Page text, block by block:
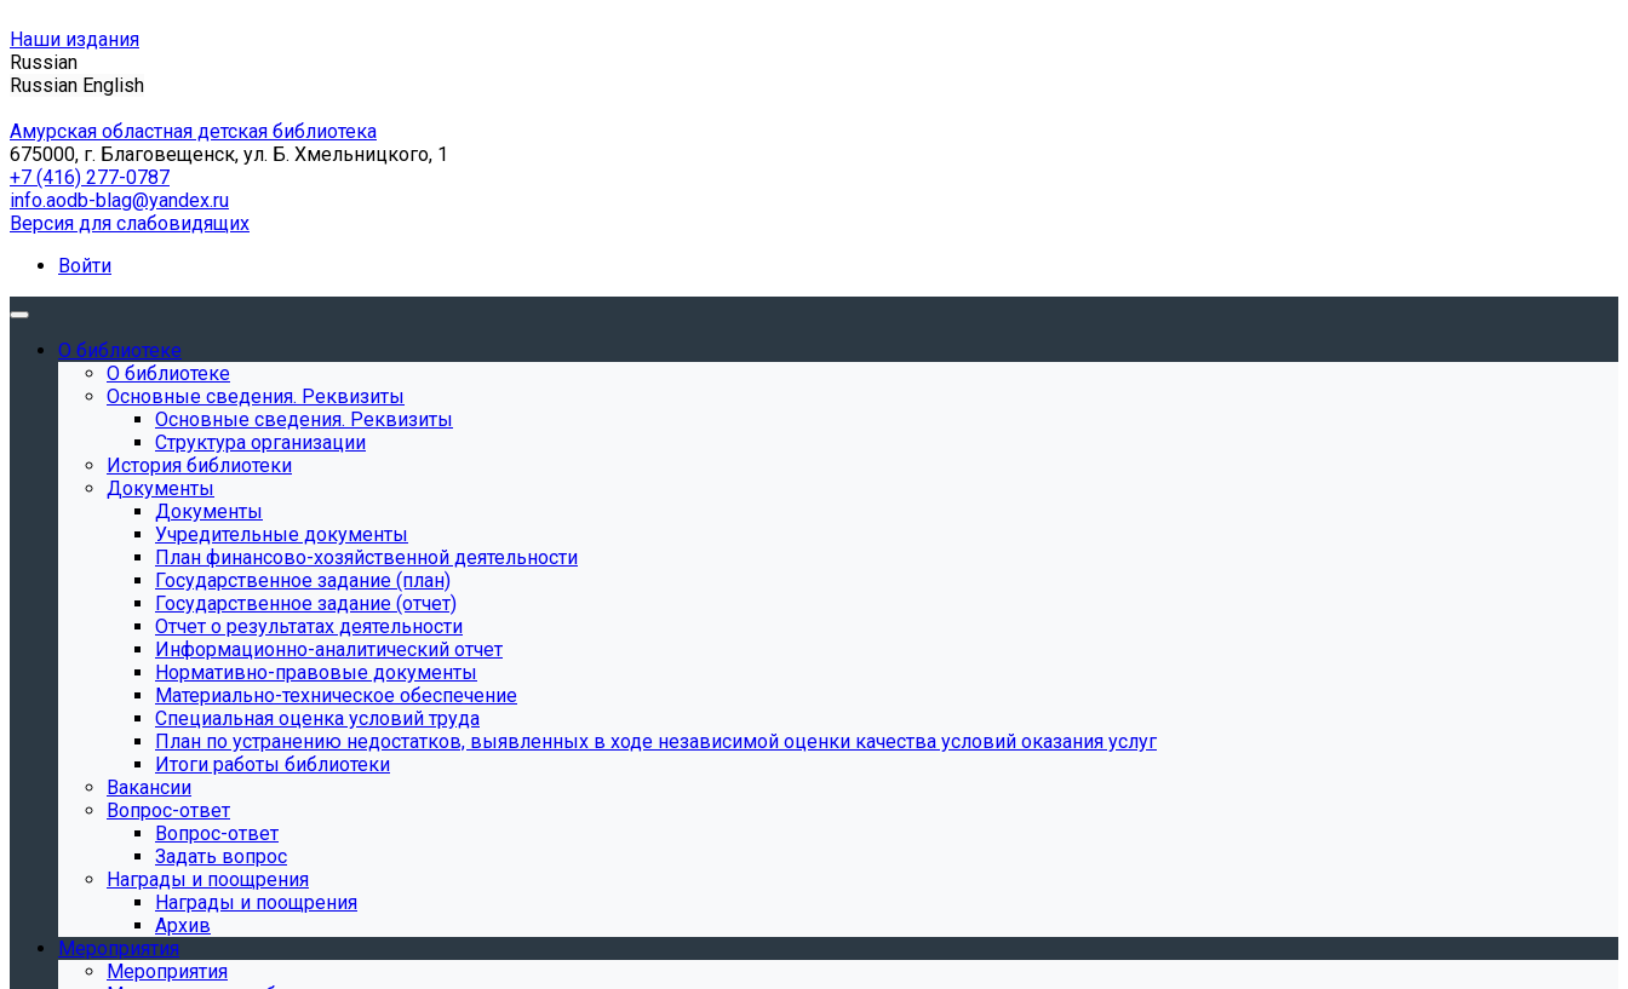
Наши издания
Russian
Russian English
Амурская областная детская библиотека
675000, г. Благовещенск, ул. Б. Хмельницкого, 1
+7 (416) 277-0787
info.aodb-blag@yandex.ru
Версия для слабовидящих
Войти
О библиотеке
О библиотеке
Основные сведения. Реквизиты
Основные сведения. Реквизиты
Структура организации
История библиотеки
Документы
Документы
Учредительные документы
План финансово-хозяйственной деятельности
Государственное задание (план)
Государственное задание (отчет)
Отчет о результатах деятельности
Информационно-аналитический отчет
Нормативно-правовые документы
Материально-техническое обеспечение
Специальная оценка условий труда
План по устранению недостатков, выявленных в ходе независимой оценки качества условий оказания услуг
Итоги работы библиотеки
Вакансии
Вопрос-ответ
Вопрос-ответ
Задать вопрос
Награды и поощрения
Награды и поощрения
Архив
Мероприятия
Мероприятия